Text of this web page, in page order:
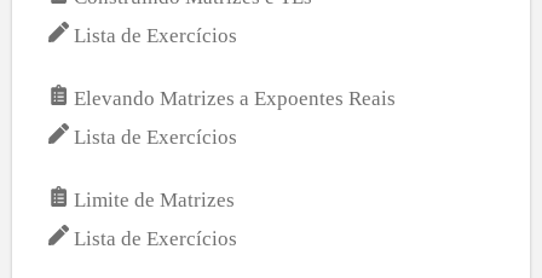
Lista de Exercícios
Elevando Matrizes a Expoentes Reais
Lista de Exercícios
Limite de Matrizes
Lista de Exercícios